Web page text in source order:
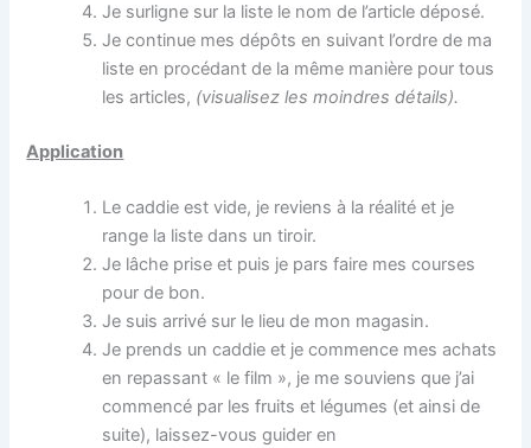
Je surligne sur la liste le nom de l’article déposé.
Je continue mes dépôts en suivant l’ordre de ma
liste en procédant de la même manière pour tous
les articles, (visualisez les moindres détails).
Application
Le caddie est vide, je reviens à la réalité et je
range la liste dans un tiroir.
Je lâche prise et puis je pars faire mes courses
pour de bon.
Je suis arrivé sur le lieu de mon magasin.
Je prends un caddie et je commence mes achats
en repassant « le film », je me souviens que j’ai
commencé par les fruits et légumes (et ainsi de
suite), laissez-vous guider en